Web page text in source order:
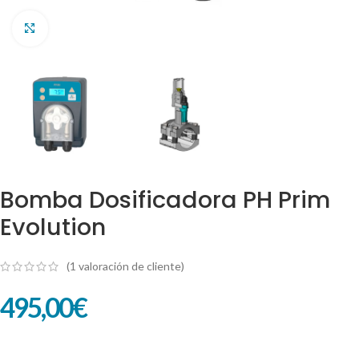
Bomba Dosificadora PH Prim
Evolution
(1 valoración de cliente)
495,00€